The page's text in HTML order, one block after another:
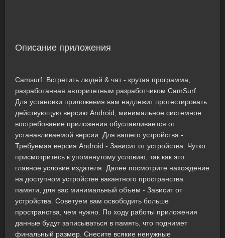
Описание приложения
Camsurf: Встретить людей & чат - крутая программа,
разработанная авторитетным разработчиком CamSurf.
Для установки приложения вам надлежит протестировать
действующую версию Android, минимальное системное
востребование приложения обуславливается от
устанавливаемой версии. Для вашего устройства -
Требуемая версия Android - Зависит от устройства. Чутко
присмотритесь к упомянутому условию, так как это
главное условие издателя. Далее посмотрите нахождение
на доступном устройстве вакантного пространства
памяти, для вас минимальный объем - Зависит от
устройства. Советуем вам освободить больше
пространства, чем нужно. По ходу работы приложения
данные будут записываться в память, что поднимет
финальный размер. Снесите всякие ненужные